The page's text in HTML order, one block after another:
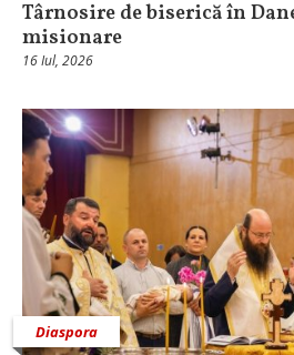
Târnosire de biserică în
misionare
16 Iul, 2026
Diaspora